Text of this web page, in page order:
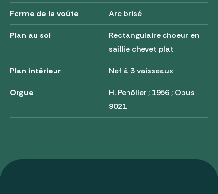
Forme de la voûte Arc brisé
Plan au sol
Rectangulaire choeur en
saillie chevet plat
Plan intérieur Nef à 3 vaisseaux
Orgue
H. Pehöller ; 1956 ; Opus
9021